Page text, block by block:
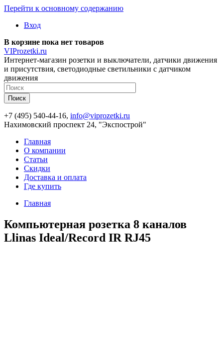
Перейти к основному содержанию
Вход
В корзине пока нет товаров
VIProzetki.ru
Интернет-магазин розетки и выключатели, датчики движения
и присутствия, светодиодные светильники с датчиком
движения
+7 (495) 540-44-16, info@viprozetki.ru
Нахимовский проспект 24, "Экспострой"
Главная
О компании
Статьи
Скидки
Доставка и оплата
Где купить
Главная
Компьютерная розетка 8 каналов
Llinas Ideal/Record IR RJ45